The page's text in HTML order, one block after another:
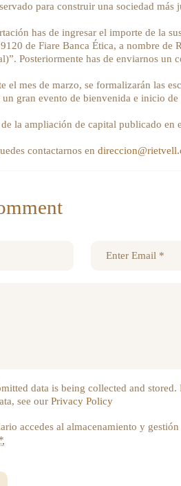
para construir una sociedad más
has de ingresar el importe de la
de Fiare Banca Ética, a nombre
Posteriormente has de enviarnos
el mes de marzo, se formalizarán las
un gran evento de bienvenida e inicio
la ampliación de capital publicado en
contactarnos en
data is being collected and stored.
see our Privacy Policy
accedes al almacenamiento y
*